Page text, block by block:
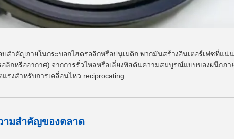
สําคัญภายในกระบอกไฮดรอลิกหรือปนูเมติก พวกมันสร้างอินเตอร์เฟซที่แ
ลิกหรืออากาศ) จากการรั่วไหลหรือเลี่ยงพิสตันความสมบูรณ์แบบของผนึกภ
งสําหรับการเคลื่อนไหว reciprocating
มสําคัญของตลาด